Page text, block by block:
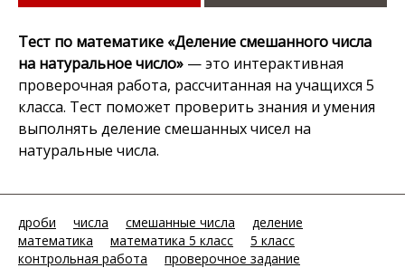
Тест по математике «Деление смешанного числа
на натуральное число» — это интерактивная
проверочная работа, рассчитанная на учащихся 5
класса. Тест поможет проверить знания и умения
выполнять деление смешанных чисел на
натуральные числа.
дроби числа смешанные числа
деление
математика
математика 5 класс
5 класс
контрольная работа
проверочное задание